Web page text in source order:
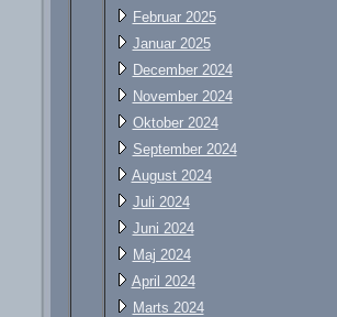
Februar 2025
Januar 2025
December 2024
November 2024
Oktober 2024
September 2024
August 2024
Juli 2024
Juni 2024
Maj 2024
April 2024
Marts 2024